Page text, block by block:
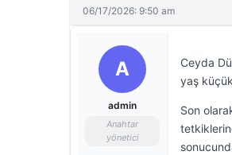
06/17/2026: 9:50 am
A
admin
Anahtar
yönetici
Ceyda
yaş
Son